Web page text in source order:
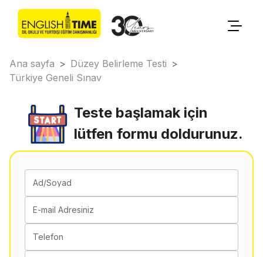
Ana sayfa > Düzey Belirleme Testi >
Türkiye Geneli Sınav
Teste başlamak için
lütfen formu doldurunuz.
Ad/Soyad
E-mail Adresiniz
Telefon